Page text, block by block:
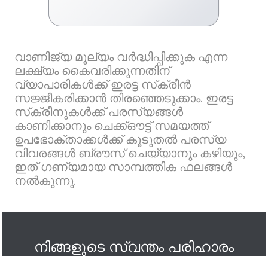
വാണിജ്യ മൂല്യം വർദ്ധിപ്പിക്കുക എന്ന
ലക്ഷ്യം കൈവരിക്കുന്നതിന്
വ്യാപാരികൾക്ക് ഇരട്ട സ്‌ക്രീൻ
സജ്ജീകരിക്കാൻ തിരഞ്ഞെടുക്കാം. ഇരട്ട
സ്‌ക്രീനുകൾക്ക് പരസ്യങ്ങൾ
കാണിക്കാനും ചെക്ക്ഔട്ട് സമയത്ത്
ഉപഭോക്താക്കൾക്ക് കൂടുതൽ പരസ്യ
വിവരങ്ങൾ ബ്രൗസ് ചെയ്യാനും കഴിയും,
ഇത് ഗണ്യമായ സാമ്പത്തിക ഫലങ്ങൾ
നൽകുന്നു.
നിങ്ങളുടെ സ്വന്തം പരിഹാരം